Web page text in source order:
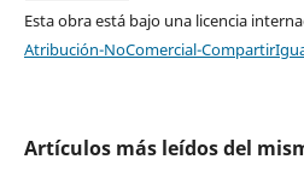
Esta obra está bajo una licencia
Atribución-NoComercial-
Artículos más leídos del